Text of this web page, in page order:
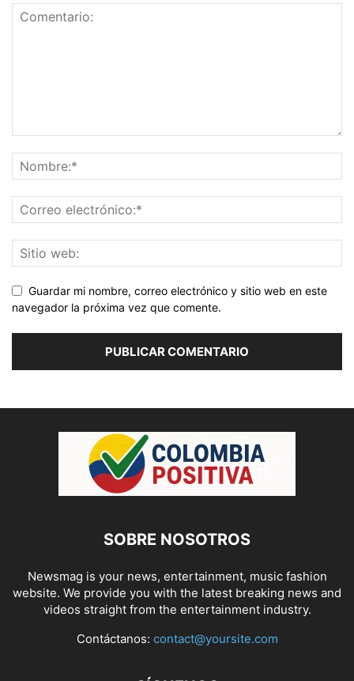
Guardar mi nombre, correo electrónico y sitio web en este
navegador la próxima vez que comente.
SOBRE NOSOTROS
Newsmag is your news, entertainment, music fashion
website. We provide you with the latest breaking news and
videos straight from the entertainment industry.
Contáctanos: contact@yoursite.com